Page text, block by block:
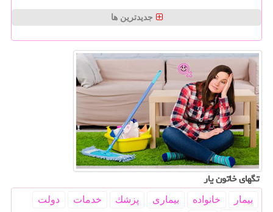
جدیدترین ها
تگهای خاتون یار
بیمار خانواده بیماری پزشك خدمات
دولت